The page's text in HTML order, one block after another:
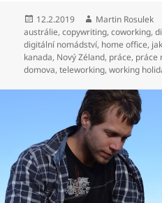
Publikováno:
12.2.2019 Autor:
Martin Rosulek
austrálie,copywriting,coworking,
digitální nomádství, home office,
kanada, Nový Zéland, práce, práce
domova,teleworking,working